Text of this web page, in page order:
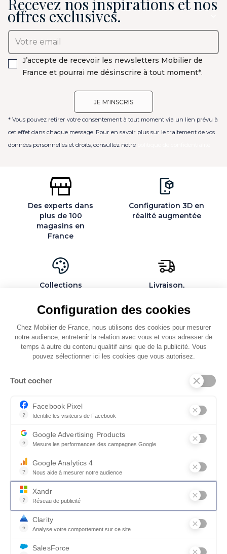
Configuration des cookies
Chez Mobilier de France, nous utilisons des cookies pour mesurer
notre audience, entretenir la relation avec vous et vous adresser de
temps à autre du contenu qualitif ainsi que de la publicité. Vous
pouvez sélectionner ici les cookies que vous autorisez.
Tout cocher
?
Facebook Pixel
Identifie les visiteurs de Facebook
?
Google Advertising Products
Mesure les performances des campagnes Google
?
Google Analytics 4
Nous aide à mesurer notre audience
Essentiel pour la gestion du site web, il permet de mesurer des
?
Xandr
Réseau de publicité
Xandr exploite une plateforme en ligne, Community, pour l'achat
?
Clarity
Analyse votre comportement sur ce site
SalesForce
offres exclusives.
J’accepte de recevoir les newsletters Mobilier de
France et pourrai me désinscrire à tout moment*.
* Vous pouvez retirer votre consentement à tout moment via un lien prévu à
cet effet dans chaque message. Pour en savoir plus sur le traitement de vos
données personnelles et droits, consultez notre
Des experts dans
plus de 100
magasins en
France
Configuration 3D en
réalité augmentée
Collections
personnalisables
Livraison,
montage par des
spécialistes
QUI SOMMES-NOUS
SERVICES ET PARTENAIRES
CONSEILS
CGV & POLICY